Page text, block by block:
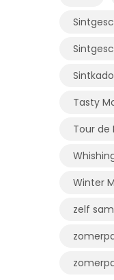
Sintkado
Tasty
Tour de
Winter
zelf